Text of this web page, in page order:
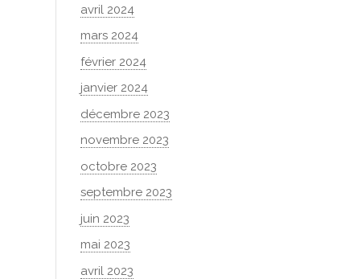
avril 2024
mars 2024
février 2024
janvier 2024
décembre 2023
novembre 2023
octobre 2023
septembre 2023
juin 2023
mai 2023
avril 2023